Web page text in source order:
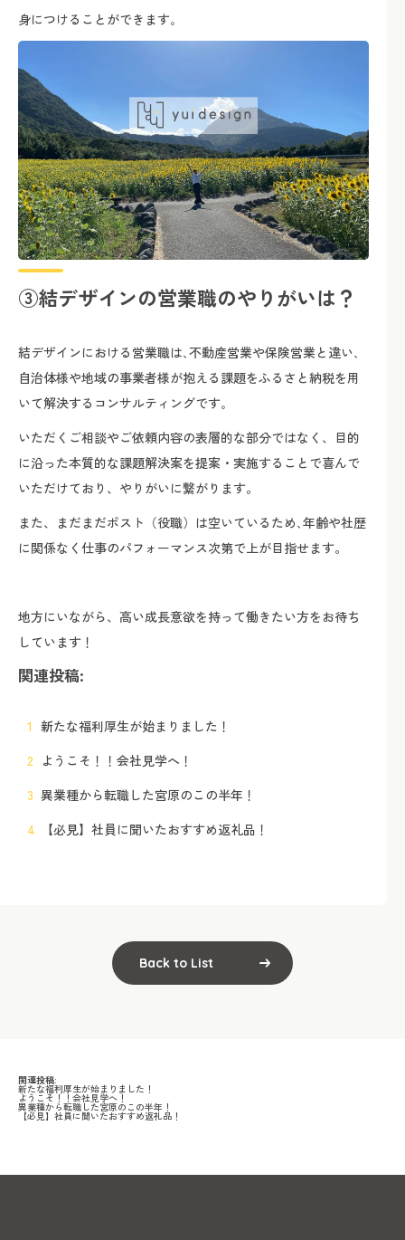
身につけることができます｡
③結デザインの営業職のやりがいは？
結デザインにおける営業職は､不動産営業や保険営業と違い､
自治体様や地域の事業者様が抱える課題をふるさと納税を用
いて解決するコンサルティングです｡
いただくご相談やご依頼内容の表層的な部分ではなく、目的
に沿った本質的な課題解決案を提案・実施することで喜んで
いただけており、やりがいに繋がります。
また、まだまだポスト（役職）は空いているため､年齢や社歴
に関係なく仕事のパフォーマンス次第で上が目指せます。
地方にいながら、高い成長意欲を持って働きたい方をお待ち
しています！
関連投稿:
新たな福利厚生が始まりました！
ようこそ！！会社見学へ！
異業種から転職した宮原のこの半年！
【必見】社員に聞いたおすすめ返礼品！
Back to List
関連投稿:
新たな福利厚生が始まりました！
ようこそ！！会社見学へ！
異業種から転職した宮原のこの半年！
【必見】社員に聞いたおすすめ返礼品！